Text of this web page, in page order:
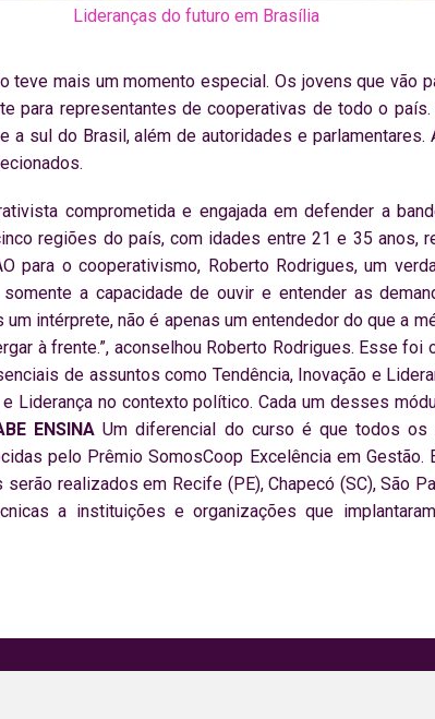
Lideranças do futuro em Brasília
teve mais um momento especial. Os jovens que vão
para representantes de cooperativas de todo o
sul do Brasil, além de autoridades e
comprometida e engajada em defender a
regiões do país, com idades entre 21 e 35 anos,
para o cooperativismo, Roberto Rodrigues, um
a capacidade de ouvir e entender as
intérprete, não é apenas um entendedor do que a
à frente.”, aconselhou Roberto Rodrigues. Esse
de assuntos como Tendência, Inovação e
Liderança no contexto político. Cada um desses
ENSINA Um diferencial do curso é que todos os
pelo Prêmio SomosCoop Excelência em Gestão.
realizados em Recife (PE), Chapecó (SC), São
a instituições e organizações que